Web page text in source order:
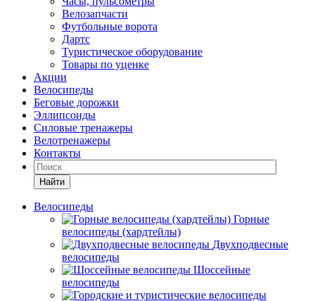
Велозапчасти
Футбольные ворота
Дартс
Туристическое оборудование
Товары по уценке
Акции
Велосипеды
Беговые дорожки
Эллипсоиды
Силовые тренажеры
Велотренажеры
Контакты
Найти
Велосипеды
Горные
велосипеды (хардтейлы)
Двухподвесные
велосипеды
Шоссейные
велосипеды